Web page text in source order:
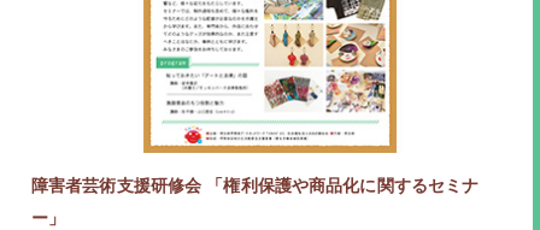
障害者芸術支援研修会 「権利保護や商品化に関するセミナ
ー」